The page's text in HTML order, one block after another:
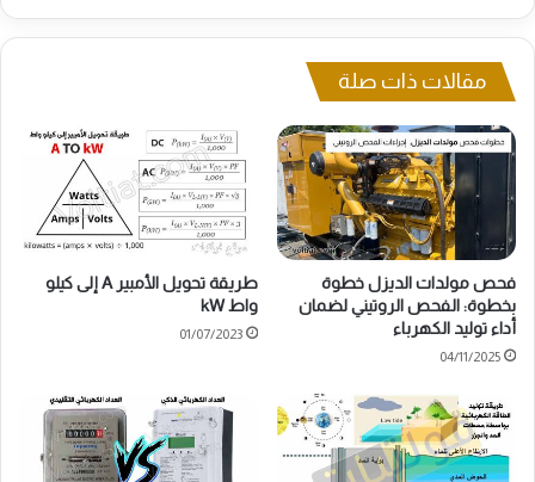
مقالات ذات صلة
فحص مولدات الديزل خطوة
بخطوة: الفحص الروتيني لضمان
أداء توليد الكهرباء
04/11/2025
طريقة تحويل الأمبير A إلى كيلو
واط kW
01/07/2023